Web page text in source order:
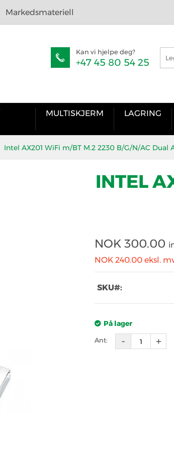
Markedsmateriell
Kan vi hjelpe deg?
+47 45 80 54 25
MULTISKJERM LAGRING
Intel AX201 WiFi m/BT M.2 2230 B/G/N/AC Dual
INTEL
NOK 300.00
NOK 240.00 eksl.
SKU#:
På lager
Ant: